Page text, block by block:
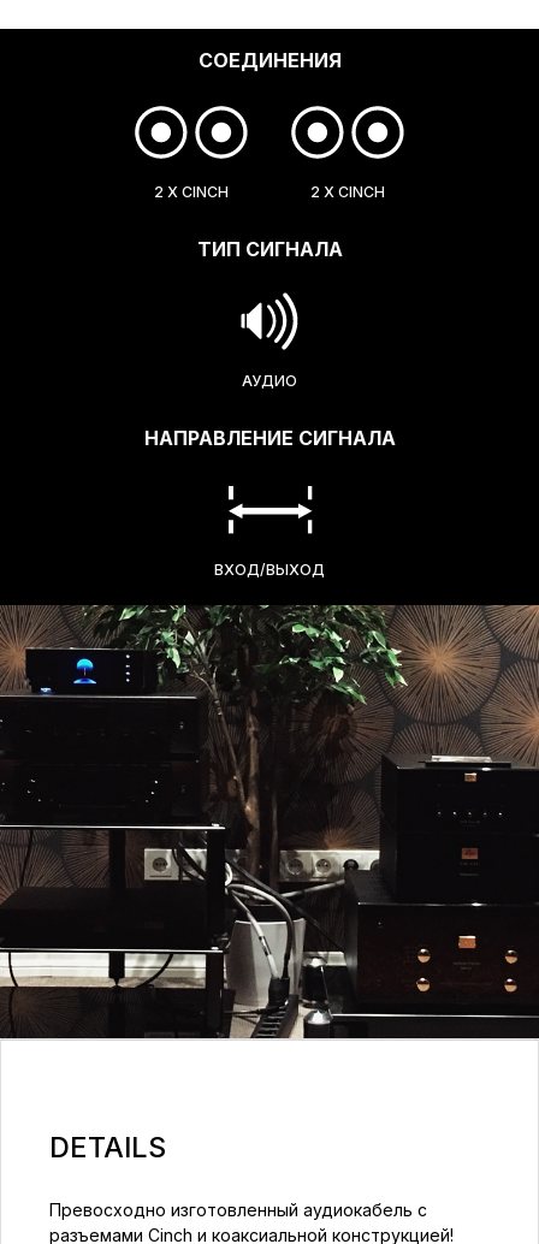
СОЕДИНЕНИЯ
2 X CINCH 2 X CINCH
ТИП СИГНАЛА
АУДИО
НАПРАВЛЕНИЕ СИГНАЛА
ВХОД/ВЫХОД
DETAILS
Превосходно изготовленный аудиокабель с
разъемами Cinch и коаксиальной конструкцией!